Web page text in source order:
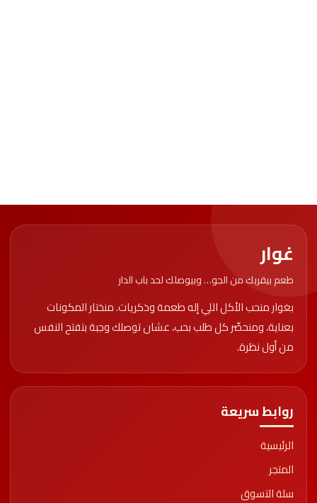
غوار
طعم بيقربك من الجو… وبيوصلك لحد باب الدار
بغوار منحب الأكل اللي إله طعمة وذكريات. منختار المكونات
بعناية، ومنحضّر كل طلب بحب، عشان توصلك وجبة بتفتح النفس
من أول نظرة.
روابط سريعة
الرئيسية
المتجر
سلة التسوق